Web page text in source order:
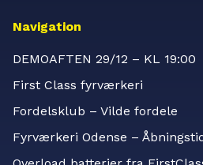
Navigation
DEMOAFTEN 29/12 – KL 19:00
First Class fyrværkeri
Fordelsklub – Vilde fordele
Fyrværkeri Odense –